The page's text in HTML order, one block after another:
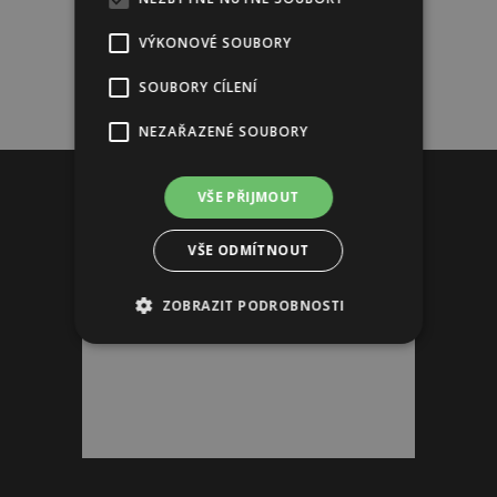
VÝKONOVÉ SOUBORY
SOUBORY CÍLENÍ
NEZAŘAZENÉ SOUBORY
VŠE PŘIJMOUT
VŠE ODMÍTNOUT
ZOBRAZIT PODROBNOSTI